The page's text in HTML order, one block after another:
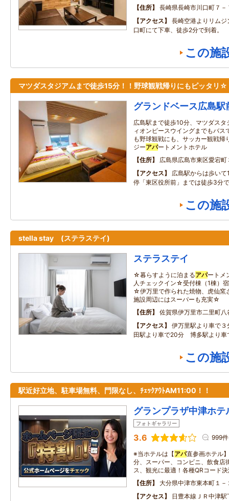
住所
長崎県長崎市川口町７－
アクセス
長崎空港よりリム
口町にて下車、徒歩2分で到着。
この施
マツダスタジアムまで徒歩15分！！野球観戦帰りにもピッタリ☆
グランドベース広島駅
広島駅まで徒歩10分、マツダス
ィオンピースウイングまでもバス
も野球観戦にも、サッカー観戦帰
ジーアパートメントホテル
住所
広島県広島市東区愛宕町
アクセス
広島駅からは歩い
停「東区役所前」までは徒歩3分
この施
stella stay (ステラステイ)
ステラステイ
☆暮らすように泊まるアパートメ
人チェックイン☆受付棟（1棟）
☆伊万里で作られた焼物、虎仙
施設周辺にはスーパーも充実☆
住所
佐賀県伊万里市二里町八
アクセス
伊万里駅より車で
田駅より車で20分 博多駅より
この施
駅近好立地、駐車場無料、門限なし、ﾁｪｯｸｱｳﾄAM11:00！！
グランプラザ中津ホテ
フォトギャラリー
3.6 999件
※当ホテルは【アパ直参画ホテル
分、スーパー、コンビニ、飲食店
ス、観光に最適！各種QRコード
住所
大分県中津市東本町１－
アクセス
日豊本線ＪＲ中津